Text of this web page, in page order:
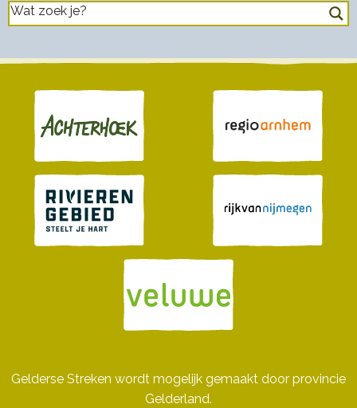
Gelderse Streken wordt mogelijk gemaakt door provincie
Gelderland.